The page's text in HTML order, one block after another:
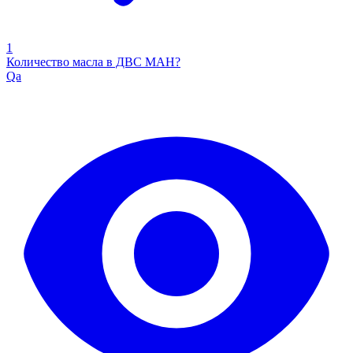
1
Количество масла в ДВС МАН?
Qa